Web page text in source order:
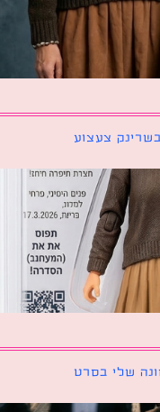
צעצוע
בסרט